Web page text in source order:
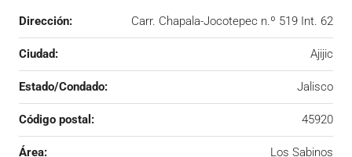
Dirección: Carr. Chapala-Jocotepec n.º 519 Int. 62
Ciudad: Ajijic
Estado/Condado: Jalisco
Código postal: 45920
Área: Los Sabinos